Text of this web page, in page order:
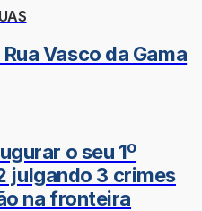
Vasco da Gama
o seu 1º
julgando 3 crimes
na fronteira